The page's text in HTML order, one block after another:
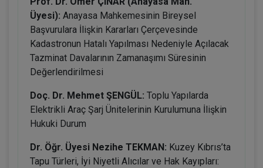
Üyesi): Anayasa Mahkemesinin Bireysel
Başvurulara İlişkin Kararları Çerçevesinde
Kadastronun Hatalı Yapılması Nedeniyle Açılacak
Tazminat Davalarının Zamanaşımı Süresinin
Değerlendirilmesi
Doç. Dr. Mehmet ŞENGÜL: Toplu Yapılarda
Elektrikli Araç Şarj Ünitelerinin Kurulumuna İlişkin
Hukuki Durum
Dr. Öğr. Üyesi Nezihe TEKMAN: Kuzey Kıbrıs’ta
Tapu Türleri, İyi Niyetli Alıcılar ve Hak Kayıpları: